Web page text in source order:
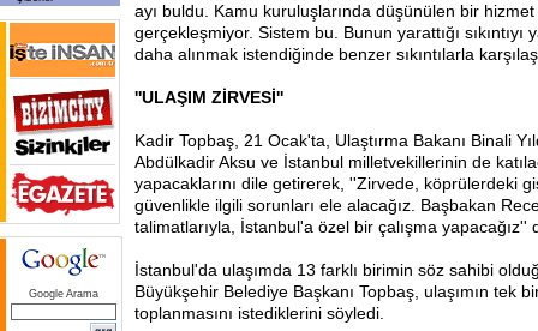
Google Arama
ayı buldu. Kamu kuruluşlarında düşünülen bir
gerçekleşmiyor. Sistem bu. Bunun yarattığı sıkıntıyı
daha alınmak istendiğinde benzer sıkıntılarla
''ULAŞIM ZİRVESİ''
Kadir Topbaş, 21 Ocak'ta, Ulaştırma Bakanı Binali
Abdülkadir Aksu ve İstanbul milletvekillerinin de
yapacaklarını dile getirerek, ''Zirvede, köprülerdeki
güvenlikle ilgili sorunları ele alacağız. Başbakan
talimatlarıyla, İstanbul'a özel bir çalışma yapacağız''
İstanbul'da ulaşımda 13 farklı birimin söz sahibi
Büyükşehir Belediye Başkanı Topbaş, ulaşımın tek
toplanmasını istediklerini söyledi.